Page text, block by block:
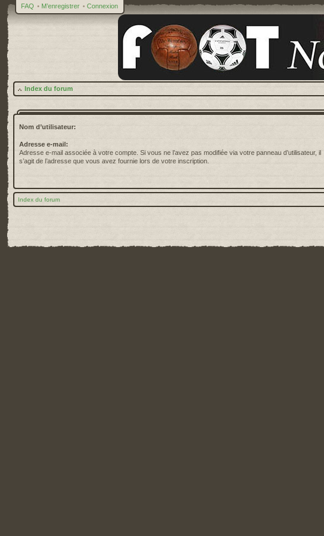
FAQ • M’enregistrer • Connexion
Index du forum
Nom d’utilisateur:
Adresse e-mail:
Adresse e-mail associée à votre compte. Si vous ne l’avez pas modifiée via votre panneau d’utilisateur, il
s’agit de l’adresse que vous avez fournie lors de votre inscription.
Index du forum